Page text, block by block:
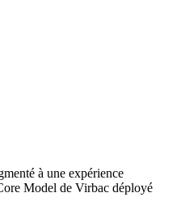
à une expérience
Model de Virbac déployé